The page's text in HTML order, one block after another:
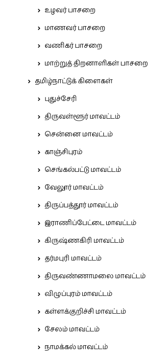
உழவர் பாசறை
மாணவர் பாசறை
வணிகர் பாசறை
மாற்றுத் திறனாளிகள் பாசறை
தமிழ்நாட்டுக் கிளைகள்
புதுச்சேரி
திருவள்ளூர் மாவட்டம்
சென்னை மாவட்டம்
காஞ்சிபுரம்
செங்கல்பட்டு மாவட்டம்
வேலூர் மாவட்டம்
திருப்பத்தூர் மாவட்டம்
இராணிப்பேட்டை மாவட்டம்
கிருஷ்ணகிரி மாவட்டம்
தர்மபுரி மாவட்டம்
திருவண்ணாமலை மாவட்டம்
விழுப்புரம் மாவட்டம்
கள்ளக்குறிச்சி மாவட்டம்
சேலம் மாவட்டம்
நாமக்கல் மாவட்டம்